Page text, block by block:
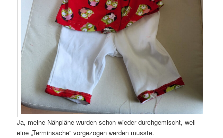
Ja, meine Nähpläne wurden schon wieder durchgemischt, weil
eine „Terminsache“ vorgezogen werden musste.